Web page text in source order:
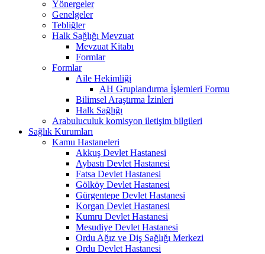
Yönergeler
Genelgeler
Tebliğler
Halk Sağlığı Mevzuat
Mevzuat Kitabı
Formlar
Formlar
Aile Hekimliği
AH Gruplandırma İşlemleri Formu
Bilimsel Araştırma İzinleri
Halk Sağlığı
Arabuluculuk komisyon iletişim bilgileri
Sağlık Kurumları
Kamu Hastaneleri
Akkuş Devlet Hastanesi
Aybastı Devlet Hastanesi
Fatsa Devlet Hastanesi
Gölköy Devlet Hastanesi
Gürgentepe Devlet Hastanesi
Korgan Devlet Hastanesi
Kumru Devlet Hastanesi
Mesudiye Devlet Hastanesi
Ordu Ağız ve Diş Sağlığı Merkezi
Ordu Devlet Hastanesi